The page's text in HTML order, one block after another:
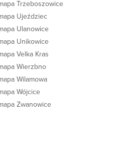
Trzeboszowice
Ujeździec
Ulanowice
Unikowice
Velka Kras
Wierzbno
Wilamowa
Wójcice
Zwanowice